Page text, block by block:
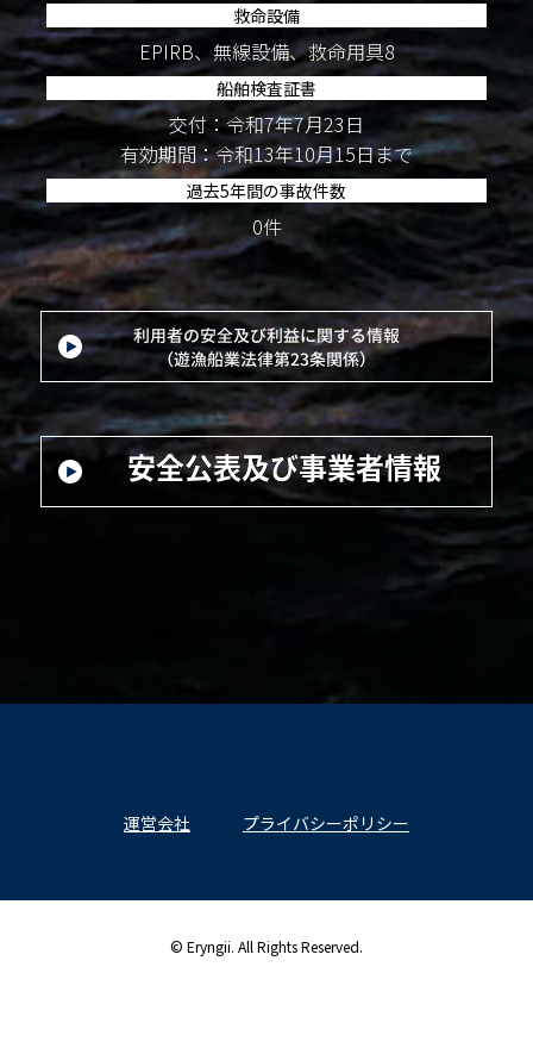
救命設備
EPIRB、無線設備、救命用具8
船舶検査証書
交付：令和7年7月23日
有効期間：令和13年10月15日まで
過去5年間の事故件数
0件
運営会社 プライバシーポリシー
© Eryngii. All Rights Reserved.